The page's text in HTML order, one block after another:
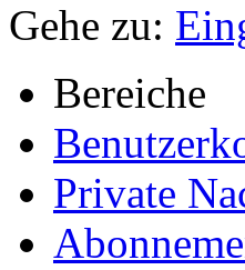
Gehe zu:
Bereiche
Private